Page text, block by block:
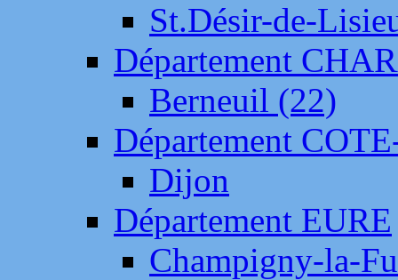
St.Désir-de-
Département
Berneuil (22)
Département
Dijon
Département EURE
Champigny-la-